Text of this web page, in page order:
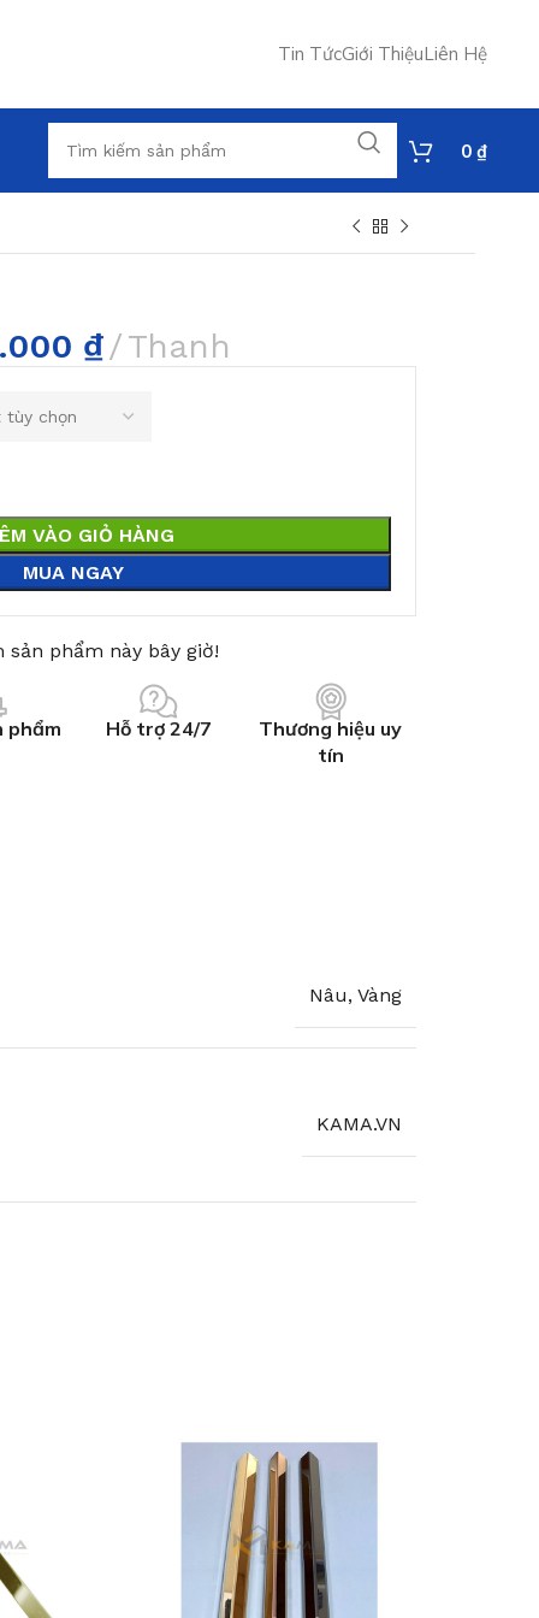
Tin TứcGiới ThiệuLiên Hệ
0 ₫
₫ Thanh
VÀO GIỎ HÀNG
MUA NGAY
phẩm này bây giờ!
phẩm Hỗ trợ 24/7
Thương hiệu uy
tín
Nâu, Vàng
KAMA.VN